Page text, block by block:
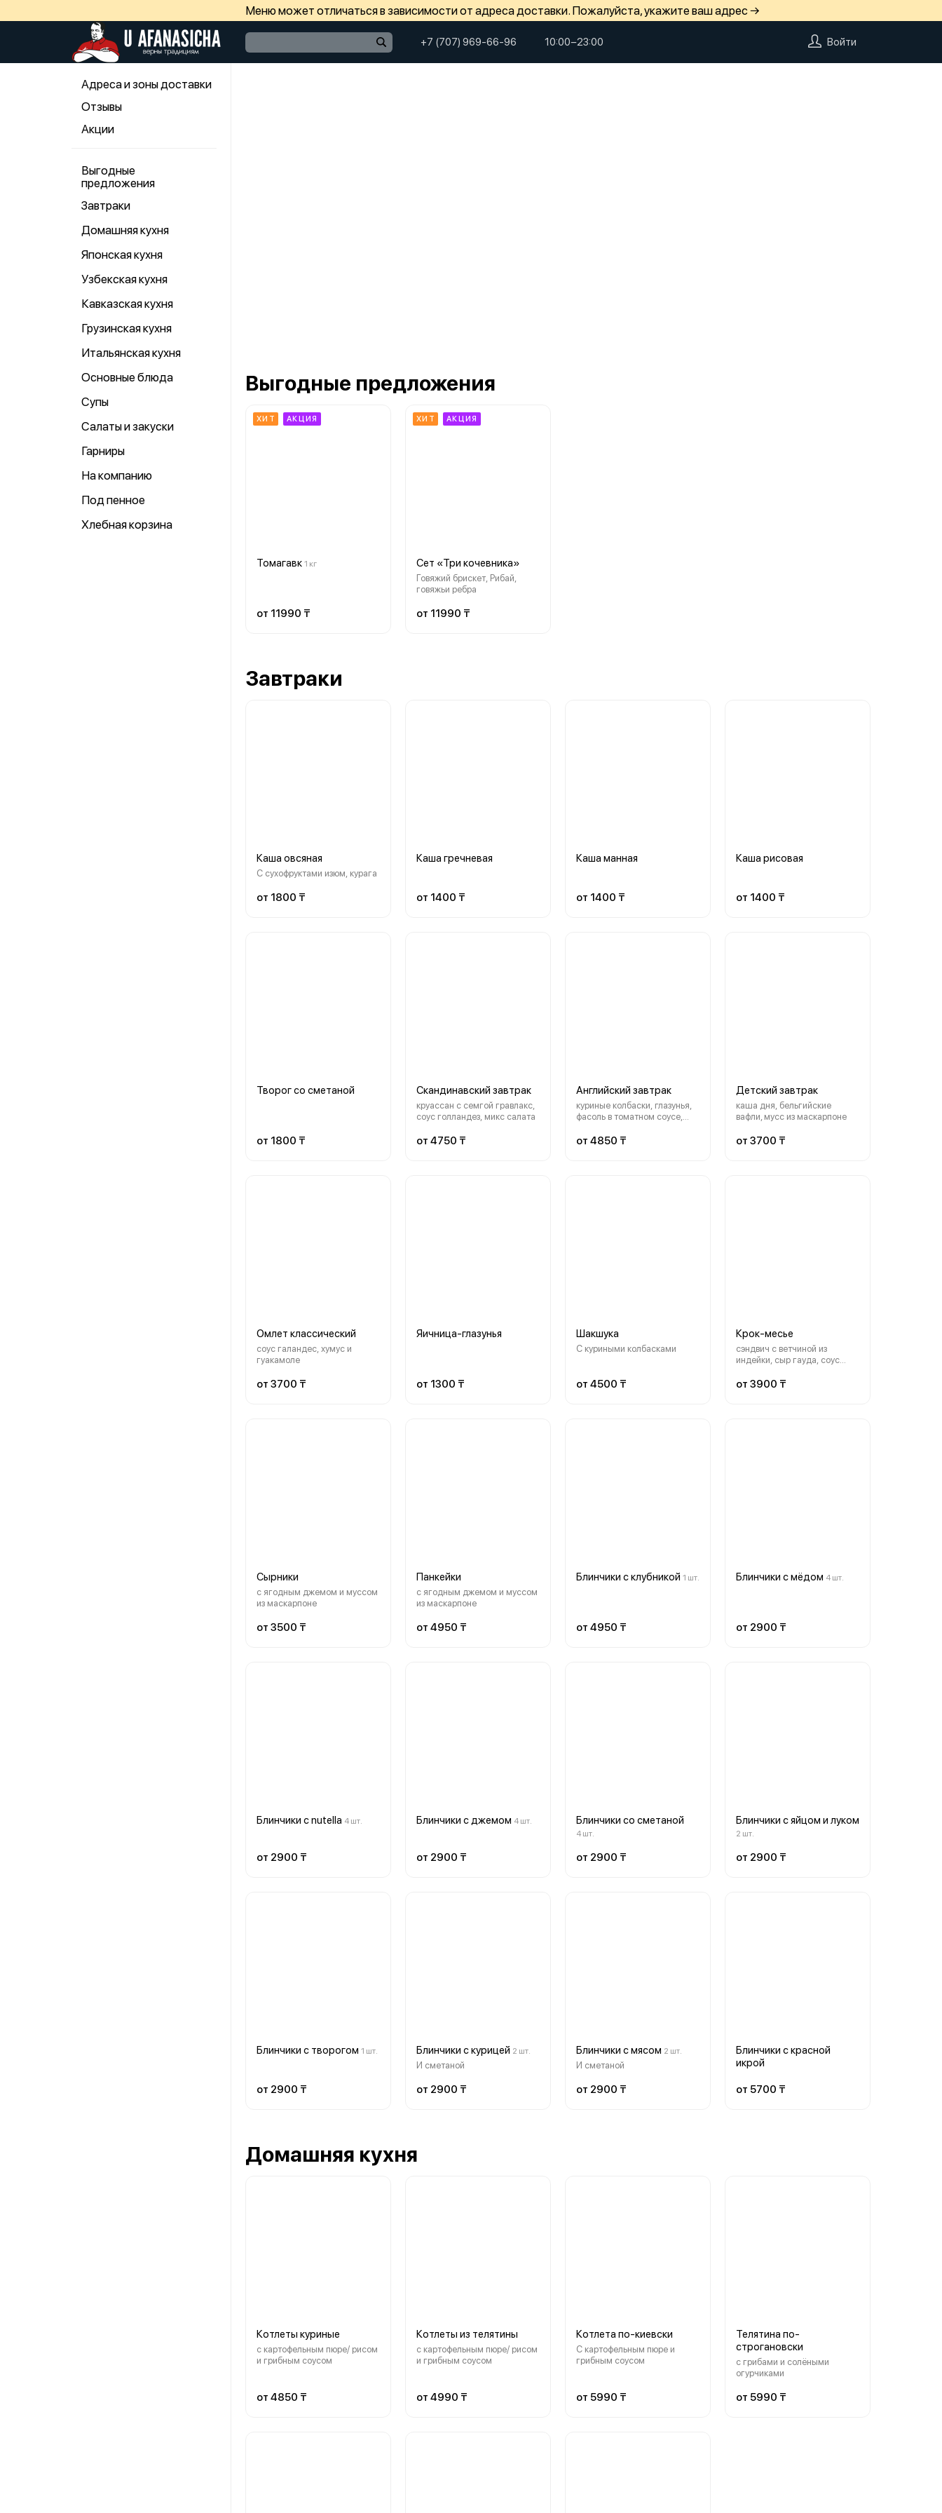
Меню может отличаться в зависимости от адреса доставки. Пожалуйста, укажите ваш адрес →
+7 (707) 969-66-96 10:00−23:00 Войти
Адреса и зоны доставки
Отзывы
Акции
Выгодные
предложения
Завтраки
Домашняя кухня
Японская кухня
Узбекская кухня
Кавказская кухня
Грузинская кухня
Итальянская кухня
Основные блюда
Супы
Салаты и закуски
Гарниры
На компанию
Под пенное
Хлебная корзина
Выгодные предложения
ХИТ АКЦИЯ
Томагавк 1 кг
от 11990 ₸
ХИТ АКЦИЯ
Сет «Три кочевника»
Говяжий брискет, Рибай,
говяжьи ребра
от 11990 ₸
Завтраки
Каша овсяная
С сухофруктами изюм, курага
от 1800 ₸
Каша гречневая
от 1400 ₸
Каша манная
от 1400 ₸
Каша рисовая
от 1400 ₸
Творог со сметаной
от 1800 ₸
Скандинавский завтрак
круассан с семгой гравлакс,
соус голландез, микс салата
от 4750 ₸
Английский завтрак
куриные колбаски, глазунья,
фасоль в томатном соусе,
от 4850 ₸
Детский завтрак
каша дня, бельгийские
вафли, мусс из маскарпоне
от 3700 ₸
Омлет классический
соус галандес, хумус и
гуакамоле
от 3700 ₸
Яичница-глазунья
от 1300 ₸
Шакшука
С куриными колбасками
от 4500 ₸
Крок-месье
сэндвич с ветчиной из
индейки, сыр гауда, соус
от 3900 ₸
Сырники
с ягодным джемом и муссом
из маскарпоне
от 3500 ₸
Панкейки
с ягодным джемом и муссом
из маскарпоне
от 4950 ₸
Блинчики с клубникой 1 шт.
от 4950 ₸
Блинчики с мёдом 4 шт.
от 2900 ₸
Блинчики с nutella 4 шт.
от 2900 ₸
Блинчики с джемом 4 шт.
от 2900 ₸
Блинчики со сметаной
4 шт.
от 2900 ₸
Блинчики с яйцом и луком
2 шт.
от 2900 ₸
Блинчики с творогом 1 шт.
от 2900 ₸
Блинчики с курицей 2 шт.
И сметаной
от 2900 ₸
Блинчики с мясом 2 шт.
И сметаной
от 2900 ₸
Блинчики с красной
икрой
от 5700 ₸
Домашняя кухня
Котлеты куриные
с картофельным пюре/ рисом
и грибным соусом
от 4850 ₸
Котлеты из телятины
с картофельным пюре/ рисом
и грибным соусом
от 4990 ₸
Котлета по-киевски
С картофельным пюре и
грибным соусом
от 5990 ₸
Телятина по-
строгановски
с грибами и солёными
огурчиками
от 5990 ₸